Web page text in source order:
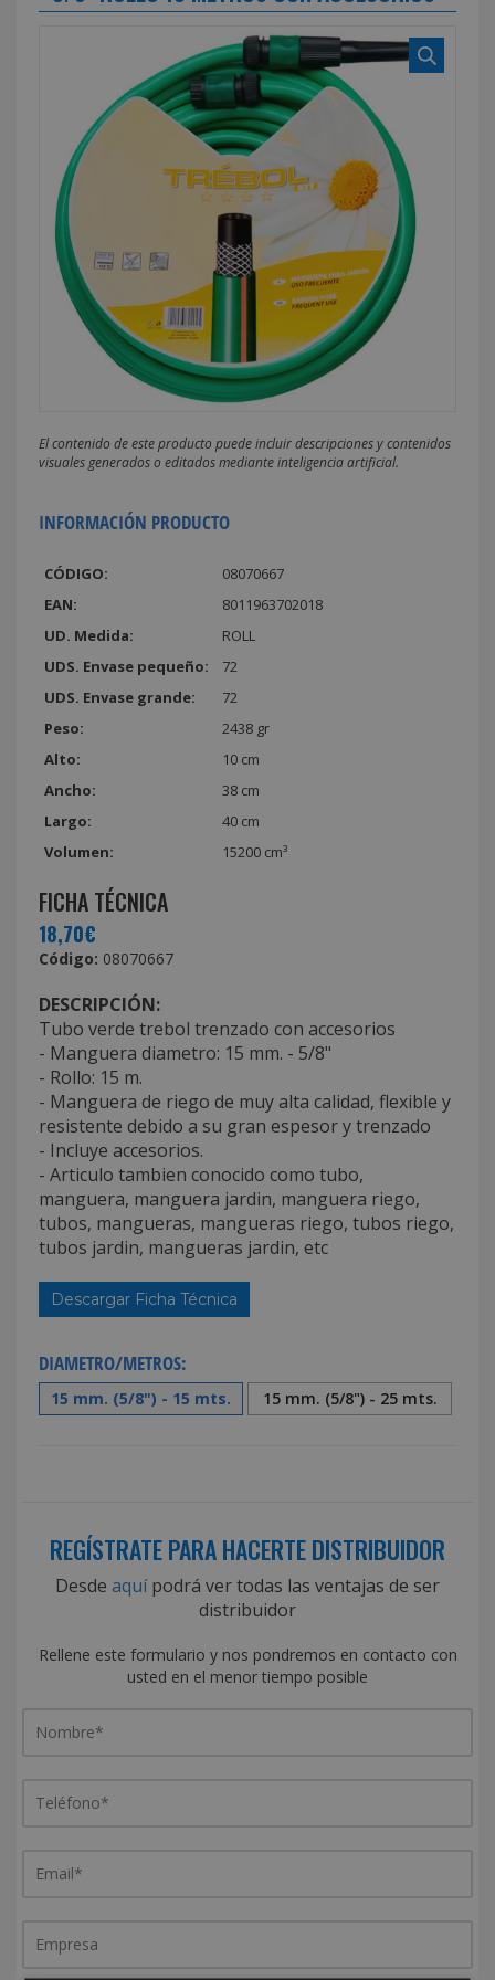
El contenido de este producto puede incluir descripciones y contenidos
visuales generados o editados mediante inteligencia artificial.
INFORMACIÓN PRODUCTO
CÓDIGO:
08070667
EAN:
8011963702018
UD. Medida:
ROLL
UDS. Envase pequeño:
72
UDS. Envase grande:
72
Peso:
2438 gr
Alto:
10 cm
Ancho:
38 cm
Largo:
40 cm
Volumen:
15200 cm³
FICHA TÉCNICA
18,70€
Código: 08070667
DESCRIPCIÓN:
Tubo verde trebol trenzado con accesorios
- Manguera diametro: 15 mm. - 5/8"
- Rollo: 15 m.
- Manguera de riego de muy alta calidad, flexible y
resistente debido a su gran espesor y trenzado
- Incluye accesorios.
- Articulo tambien conocido como tubo,
manguera, manguera jardin, manguera riego,
tubos, mangueras, mangueras riego, tubos riego,
tubos jardin, mangueras jardin, etc
Descargar Ficha Técnica
DIAMETRO/METROS:
15 mm. (5/8") - 15 mts. 15 mm. (5/8") - 25 mts.
REGÍSTRATE PARA HACERTE DISTRIBUIDOR
Desde aquípodrá ver todas las ventajas de ser
distribuidor
Rellene este formulario y nos pondremos en contacto con
usted en el menor tiempo posible